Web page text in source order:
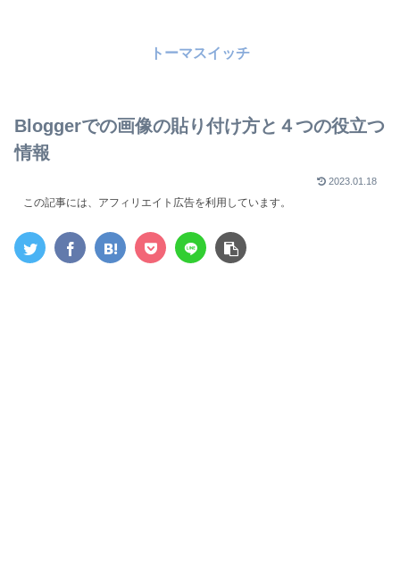
トーマスイッチ
Bloggerでの画像の貼り付け方と４つの役立つ
情報
2023.01.18
この記事には、アフィリエイト広告を利用しています。